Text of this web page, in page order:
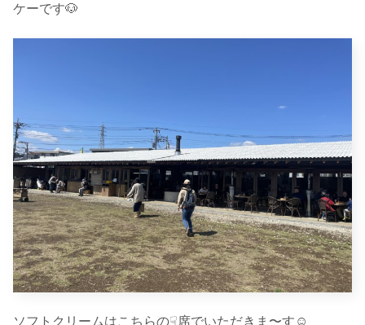
ケーです🐶
ソフトクリームはこちらの☟席でいただきま〜す☺︎